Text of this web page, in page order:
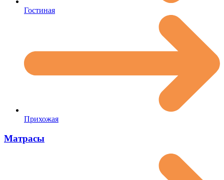
Гостиная
Прихожая
Матрасы